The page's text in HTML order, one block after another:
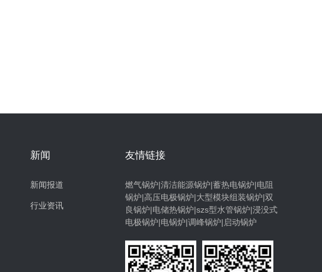
新闻
新闻报道
行业资讯
友情链接
燃气锅炉|清洁能源锅炉|蓄热电锅炉|电阻
锅炉|高压电极锅炉|大型模块组装锅炉|双
良锅炉|电储热锅炉|szs型水管锅炉|浸没式
电极锅炉|电锅炉|调峰锅炉|启动锅炉